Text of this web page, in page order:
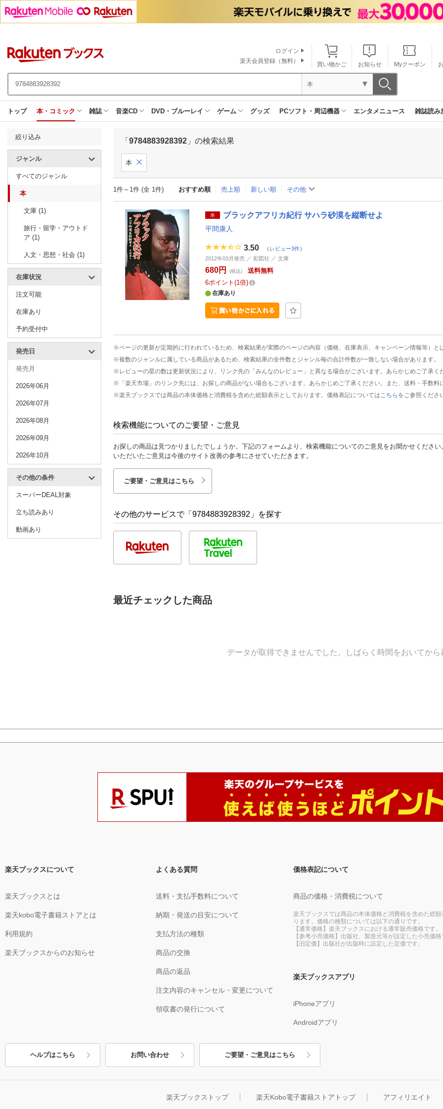
買い物かご お知らせ Myクーポン
ログイン
楽天会員登録（無料）
本
トップ 本・コミック 雑誌 音楽CD DVD・ブルーレイ ゲーム グッズ PCソフト・周辺機器 エンタメニュース 雑誌読み
絞り込み
ジャンル
すべてのジャンル
本
文庫 (1)
旅行・留学・アウトド
ア (1)
人文・思想・社会 (1)
在庫状況
注文可能
在庫あり
予約受付中
発売日
発売月
2026年06月
2026年07月
2026年08月
2026年09月
2026年10月
その他の条件
スーパーDEAL対象
立ち読みあり
動画あり
「 9784883928392 」の検索結果
本
1件～1件 (全 1件) おすすめ順 売上順 新しい順 その他
本 ブラックアフリカ紀行 サハラ砂漠を縦断せよ
平間康人
3.50 （ レビュー3件）
2012年03月発売 ／ 彩図社 ／ 文庫
680円 (税込)
送料無料
6ポイント 1倍
在庫あり
※ページの更新が定期的に行われているため、検索結果が実際のページの内容（価格、在庫表示、キャンペーン情報等）と
※複数のジャンルに属している商品があるため、検索結果の全件数とジャンル毎の合計件数が一致しない場合があります。
※レビューの星の数は更新状況により、リンク先の「みんなのレビュー」と異なる場合がございます。あらかじめご了承く
※「楽天市場」のリンク先には、お探しの商品がない場合もございます。あらかじめご了承ください。また、送料・手数料
※楽天ブックスでは商品の本体価格と消費税を含めた総額表示としております。価格表記については こちら をご参照くださ
検索機能についてのご要望・ご意見
お探しの商品は見つかりましたでしょうか。下記のフォームより、検索機能についてのご意見をお聞かせください
いただいたご意見は今後のサイト改善の参考にさせていただきます。
ご要望・ご意見はこちら
その他のサービスで「9784883928392」を探す
最近チェックした商品
データが取得できませんでした。しばらく時間をおいてから
楽天ブックスについて
楽天ブックスとは
楽天kobo電子書籍ストアとは
利用規約
楽天ブックスからのお知らせ
よくある質問
送料・支払手数料について
納期・発送の目安について
支払方法の種類
商品の交換
商品の返品
注文内容のキャンセル・変更について
領収書の発行について
価格表記について
商品の価格・消費税について
楽天ブックスでは商品の本体価格と消費税を含めた総額
ります。価格の種類については以下の通りです。
【通常価格】楽天ブックスにおける通常販売価格です。
【参考小売価格】出版社、製造元等が設定した小売価格
【旧定価】出版社が出版時に設定した定価です。
楽天ブックスアプリ
iPhoneアプリ
Androidアプリ
ヘルプはこちら お問い合わせ ご要望・ご意見はこちら
楽天ブックストップ 楽天Kobo電子書籍ストアトップ アフィリエイト